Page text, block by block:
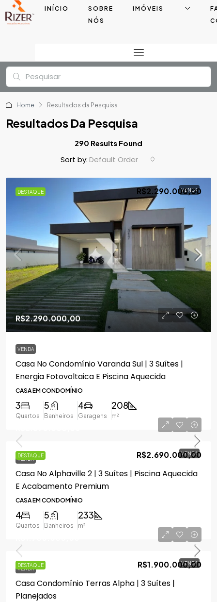
INÍCIO
SOBRE
NÓS
IMÓVEIS
Home Resultados da Pesquisa
Resultados Da Pesquisa
290 Results Found
Sort by:Default Order
DESTAQUE VENDA
R$2.290.000,00
VENDA
Casa No Condomínio Varanda Sul | 3 Suítes |
Energia Fotovoltaica E Piscina Aquecida
R$2.290.000,00
CASA EM CONDOMÍNIO
3
Quartos
5
Banheiros
4
Garagens
208
m²
DESTAQUE VENDA
VENDA
Casa No Alphaville 2 | 3 Suítes | Piscina Aquecida
E Acabamento Premium
R$2.690.000,00
CASA EM CONDOMÍNIO
4
Quartos
5
Banheiros
233
m²
DESTAQUE VENDA
VENDA
Casa Condomínio Terras Alpha | 3 Suítes |
Planejados
R$1.900.000,00